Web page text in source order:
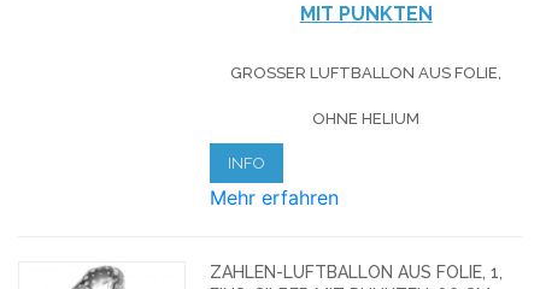
MIT PUNKTEN
GROSSER LUFTBALLON AUS FOLIE, O
HNE HELIUM
INFO
Mehr erfahren
ZAHLEN-LUFTBALLON AUS FOLIE, 1,